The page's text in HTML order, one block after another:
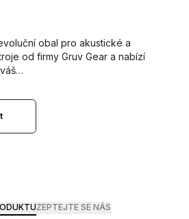
obal pro akustické a
od firmy Gruv Gear a nabízí
ZEPTEJTE SE NÁS